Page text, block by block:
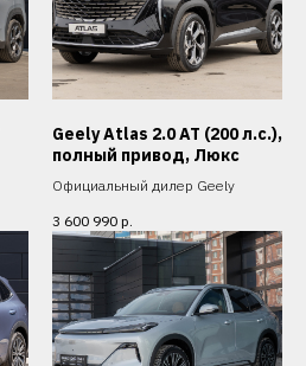
Geely Atlas 2.0 AT (200 л.с.),
полный привод, Люкс
Официальный дилер Geely
3 600 990 р.